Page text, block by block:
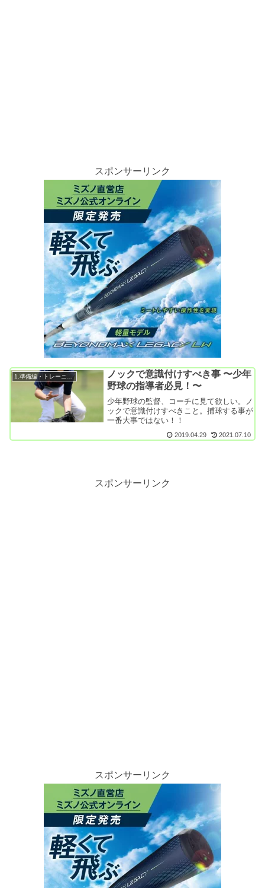
スポンサーリンク
1.準備編・トレーニング
ノックで意識付けすべき事 〜少年
野球の指導者必見！〜
少年野球の監督、コーチに見て欲しい。ノ
ックで意識付けすべきこと。捕球する事が
一番大事ではない！！
2019.04.29 2021.07.10
スポンサーリンク
スポンサーリンク